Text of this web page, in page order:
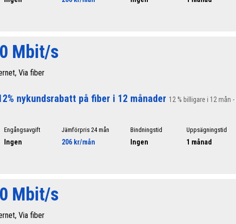
Mbit/s
Via fiber
nykundsrabatt på fiber i 12 månader 12 % billigare i 12 mån -
Engångsavgift
Ingen
Jämförpris 24 mån
206 kr/mån
Bindningstid
Ingen
Uppsägningstid
1 månad
Mbit/s
Via fiber